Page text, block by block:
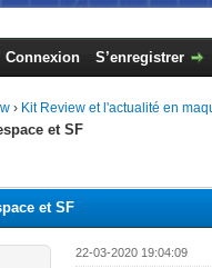
Connexion S’enregistrer
› Kit Review et l'actualité en
et SF
et SF
22-03-2020 19:04:09